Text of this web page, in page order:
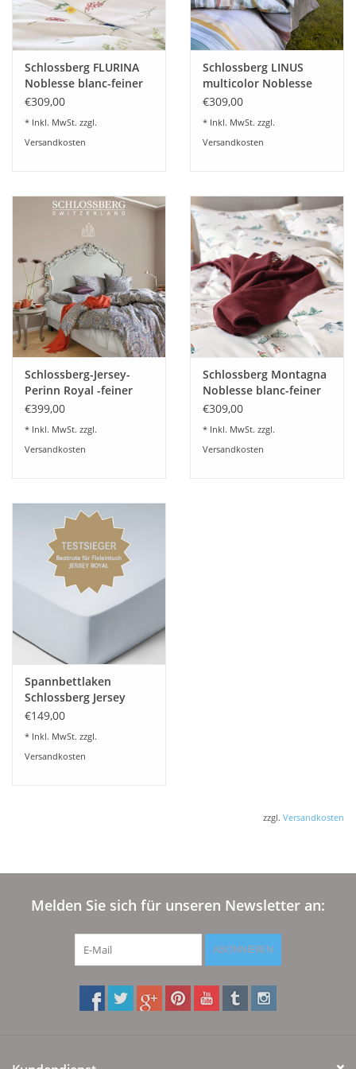
unvergleichlich schönen und edlen Glanz (ca. 110 g/m
).
Verarbeitung mit hochwertigem Reißverschluß.
Schlossberg FLURINA
Noblesse blanc-feiner
schweizer Satin
€309,00
* Inkl. MwSt. zzgl.
Versandkosten
Schlossberg LINUS
multicolor Noblesse
blanc-feiner schweizer
€309,00
* Inkl. MwSt. zzgl.
Versandkosten
Schlossberg-Jersey-
Perinn Royal -feiner
schweizer Jersey
€399,00
* Inkl. MwSt. zzgl.
Versandkosten
Schlossberg Montagna
Noblesse blanc-feiner
schweizer Satin
€309,00
* Inkl. MwSt. zzgl.
Versandkosten
Spannbettlaken
Schlossberg Jersey
Royal fix-schweizer
€149,00
* Inkl. MwSt. zzgl.
Versandkosten
zzgl. Versandkosten
Melden Sie sich für unseren Newsletter an:
ABONNIEREN